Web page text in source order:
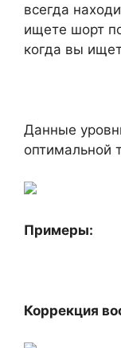
всегда
ищете шорт
когда вы
Данные
оптимальной
Примеры:
Коррекция